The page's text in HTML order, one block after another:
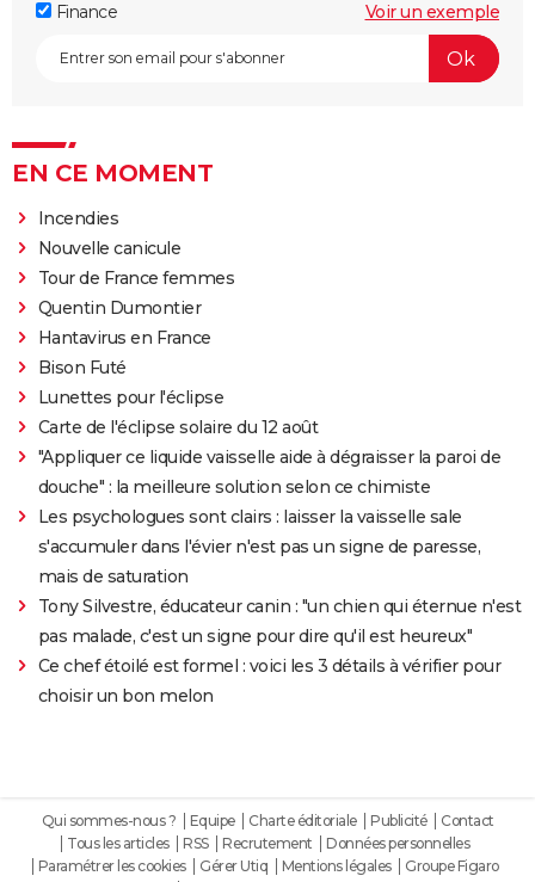
Finance Voir un exemple
EN CE MOMENT
Incendies
Nouvelle canicule
Tour de France femmes
Quentin Dumontier
Hantavirus en France
Bison Futé
Lunettes pour l'éclipse
Carte de l'éclipse solaire du 12 août
"Appliquer ce liquide vaisselle aide à dégraisser la paroi de
douche" : la meilleure solution selon ce chimiste
Les psychologues sont clairs : laisser la vaisselle sale
s'accumuler dans l'évier n'est pas un signe de paresse,
mais de saturation
Tony Silvestre, éducateur canin : "un chien qui éternue n'est
pas malade, c'est un signe pour dire qu'il est heureux"
Ce chef étoilé est formel : voici les 3 détails à vérifier pour
choisir un bon melon
Qui sommes-nous ? Equipe Charte éditoriale Publicité
Contact
Tous les articles
RSS Recrutement
Données personnelles
Paramétrer les cookies
Gérer Utiq Mentions légales
Groupe Figaro